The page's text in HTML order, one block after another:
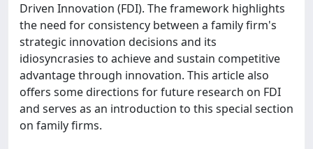
Driven Innovation (FDI). The framework highlights
the need for consistency between a family firm's
strategic innovation decisions and its
idiosyncrasies to achieve and sustain competitive
advantage through innovation. This article also
offers some directions for future research on FDI
and serves as an introduction to this special section
on family firms.